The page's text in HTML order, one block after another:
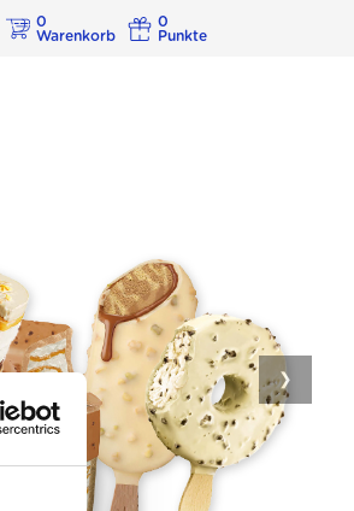
0
Warenkorb
0
Punkte
❯